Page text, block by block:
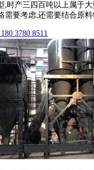
,时产三四百吨以上属于
需要考虑,还需要结合原
3780 8511